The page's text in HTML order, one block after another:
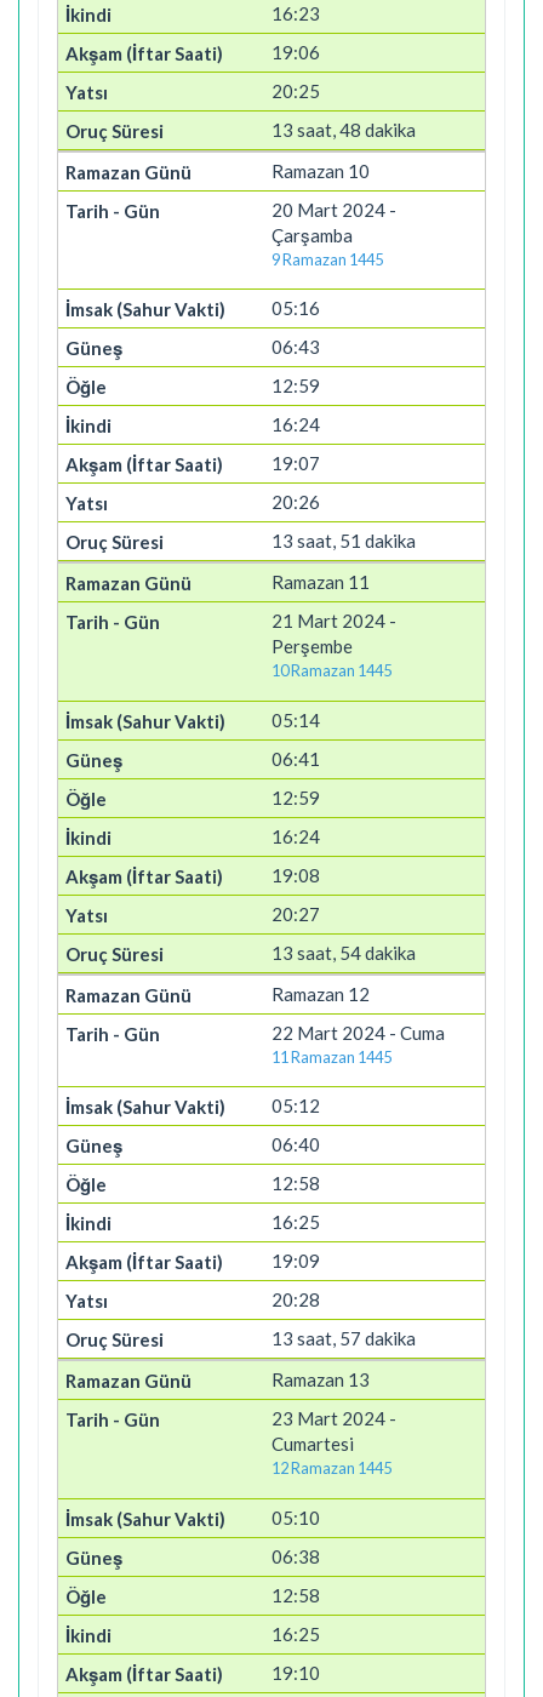
16:23
19:06
20:25
13 saat, 48 dakika
Ramazan 10
20 Mart 2024 -
Çarşamba
9 Ramazan 1445
05:16
06:43
12:59
16:24
19:07
20:26
13 saat, 51 dakika
Ramazan 11
21 Mart 2024 -
Perşembe
10 Ramazan 1445
05:14
06:41
12:59
16:24
19:08
20:27
13 saat, 54 dakika
Ramazan 12
22 Mart 2024 - Cuma
11 Ramazan 1445
05:12
06:40
12:58
16:25
19:09
20:28
13 saat, 57 dakika
Ramazan 13
23 Mart 2024 -
Cumartesi
12 Ramazan 1445
05:10
06:38
12:58
16:25
19:10